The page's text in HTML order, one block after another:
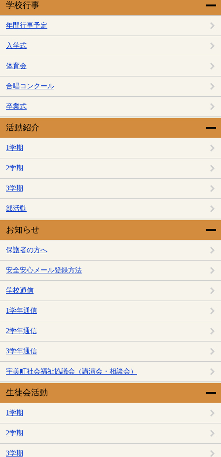
学校行事
年間行事予定
入学式
体育会
合唱コンクール
卒業式
活動紹介
1学期
2学期
3学期
部活動
お知らせ
保護者の方へ
安全安心メール登録方法
学校通信
1学年通信
2学年通信
3学年通信
宇美町社会福祉協議会（講演会・相談会）
生徒会活動
1学期
2学期
3学期